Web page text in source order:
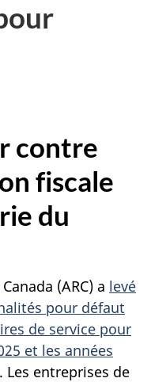
contre
fiscale
du
(ARC) a levé
pour défaut
de service pour
et les années
. Les entreprises de